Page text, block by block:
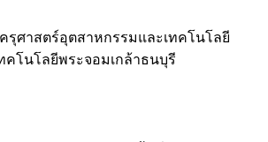
ครุศาสตร์อุตสาหกรรมและเทคโนโลยี
คโนโลยีพระจอมเกล้าธนบุรี